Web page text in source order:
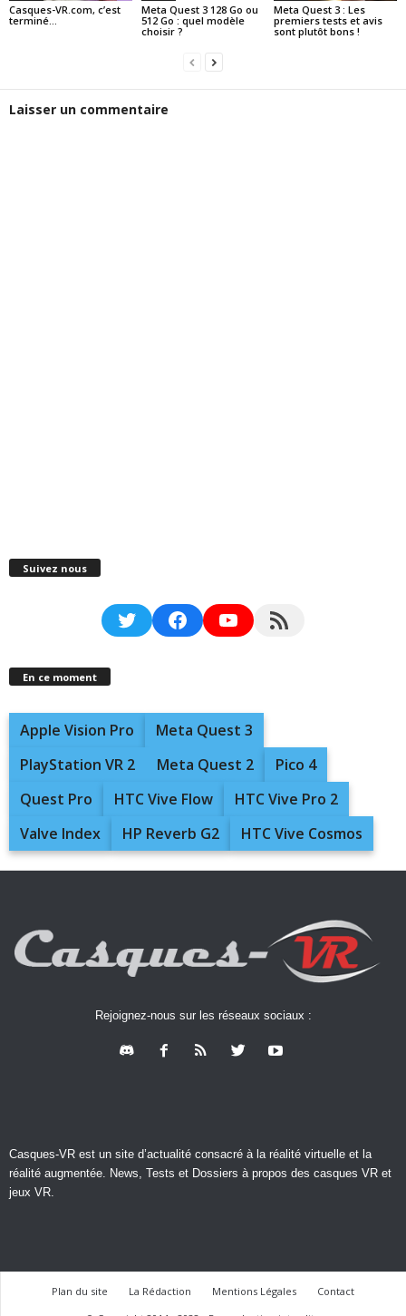
Casques-VR.com, c’est
terminé…
Meta Quest 3 128 Go ou
512 Go : quel modèle
choisir ?
Meta Quest 3 : Les
premiers tests et avis
sont plutôt bons !
Laisser un commentaire
Suivez nous
TwitterFacebookYouTubeRSS Feed
En ce moment
Apple Vision Pro
Meta Quest 3
PlayStation VR 2
Meta Quest 2
Pico 4
Quest Pro
HTC Vive Flow
HTC Vive Pro 2
Valve Index
HP Reverb G2 HTC Vive Cosmos
Rejoignez-nous sur les réseaux sociaux :
Casques-VR est un site d’actualité consacré à la réalité virtuelle et la
réalité augmentée. News, Tests et Dossiers à propos des casques VR et
jeux VR.
Plan du site La Rédaction Mentions Légales
Contact